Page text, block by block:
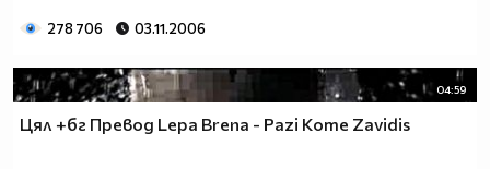
278 706 03.11.2006
04:59
Цял +бг Превод Lepa Brena - Pazi Kome Zavidis